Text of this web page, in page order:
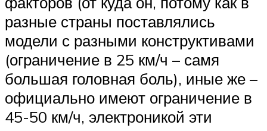
разные страны поставлялись
модели с разными конструктивами
(ограничение в 25 км/ч – самя
большая головная боль), иные же –
официально имеют ограничение в
45-50 км/ч, электроникой эти